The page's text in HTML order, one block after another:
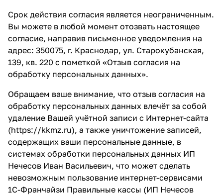
Срок действия согласия является неограниченным.
Вы можете в любой момент отозвать настоящее
согласие, направив письменное уведомления на
адрес: 350075, г. Краснодар, ул. Старокубанская,
139, кв. 220 с пометкой «Отзыв согласия на
обработку персональных данных».
Обращаем ваше внимание, что отзыв согласия на
обработку персональных данных влечёт за собой
удаление Вашей учётной записи с Интернет-сайта
(https://kkmz.ru), а также уничтожение записей,
содержащих ваши персональные данные, в
системах обработки персональных данных ИП
Нечесов Иван Васильевич, что может сделать
невозможным пользование интернет-сервисами
1С-Франчайзи Правильные кассы (ИП Нечесов